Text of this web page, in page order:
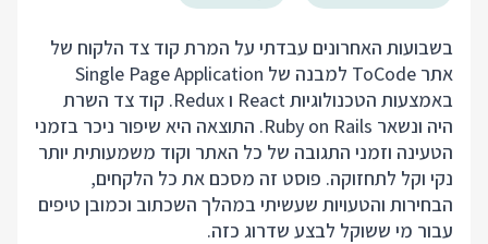
בשבועות האחרונים עבדתי על המרת קוד צד הלקוח של
אתר ToCode למבנה של Single Page Application
באמצעות הטכנולוגיות React ו Redux. קוד צד השרת
היה ונשאר Ruby on Rails. התוצאה היא שיפור ניכר בזמני
הטעינה וזמני התגובה של כל האתר וקוד משמעותית יותר
נקי וקל לתחזוקה. פוסט זה מסכם את כל הלקחים,
הבחירות והטעויות שעשיתי במהלך השכתוב וכמובן טיפים
עבור מי ששוקל לבצע שדרוג כזה.